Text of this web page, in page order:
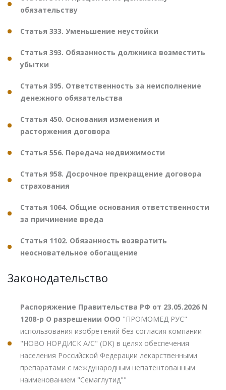
обязательству
Статья 333. Уменьшение неустойки
Статья 393. Обязанность должника возместить
убытки
Статья 395. Ответственность за неисполнение
денежного обязательства
Статья 450. Основания изменения и
расторжения договора
Статья 556. Передача недвижимости
Статья 958. Досрочное прекращение договора
страхования
Статья 1064. Общие основания ответственности
за причинение вреда
Статья 1102. Обязанность возвратить
неосновательное обогащение
Законодательство
Распоряжение Правительства РФ от 23.05.2026 N
1208-р О разрешении ООО "ПРОМОМЕД РУС"
использования изобретений без согласия компании
"НОВО НОРДИСК А/С" (DK) в целях обеспечения
населения Российской Федерации лекарственными
препаратами с международным непатентованным
наименованием "Семаглутид""